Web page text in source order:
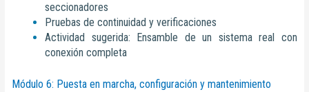
seccionadores
Pruebas de continuidad y verificaciones
Actividad sugerida: Ensamble de un sistema real con
conexión completa
Módulo 6: Puesta en marcha, configuración y mantenimiento